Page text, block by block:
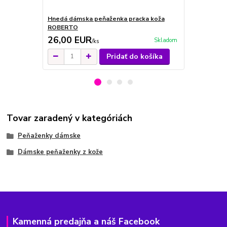
Hnedá dámska peňaženka pracka koža
ROBERTO
26,00 EUR/ks Skladom
Pridať do košíka
Tovar zaradený v kategóriách
Peňaženky dámske
Dámske peňaženky z kože
Kamenná predajňa a náš Facebook